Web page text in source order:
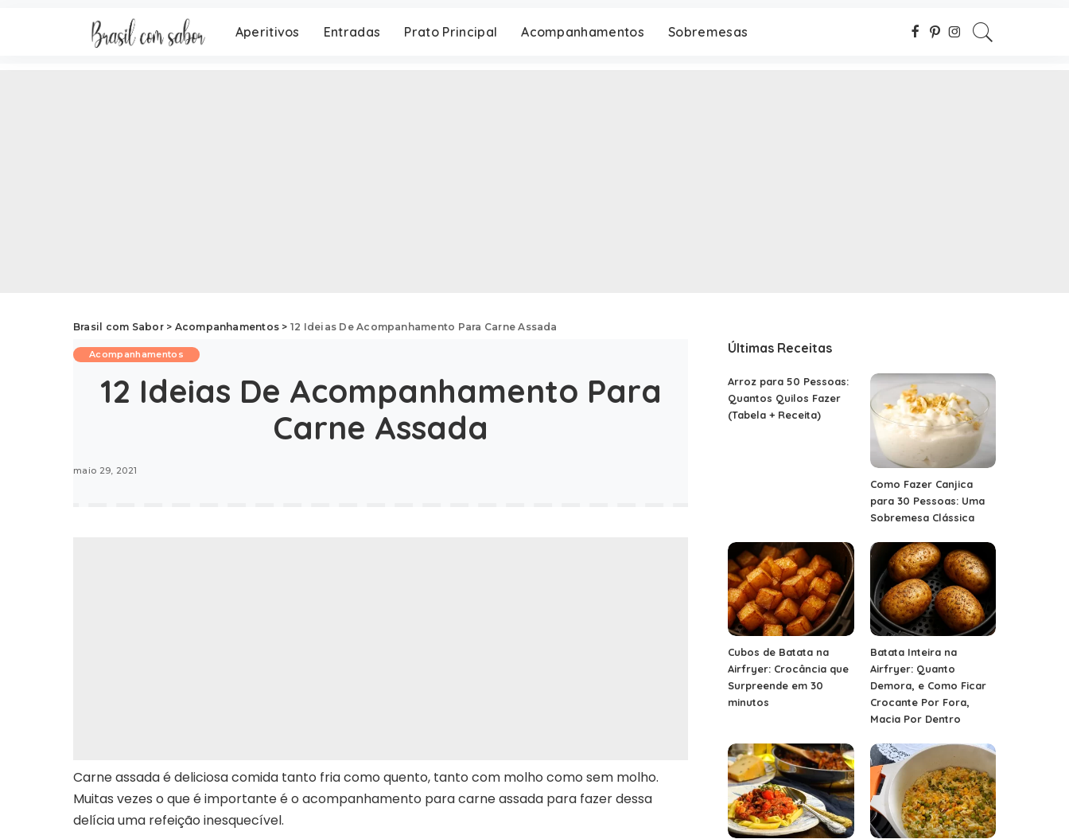
Aperitivos Entradas Prato Principal Acompanhamentos Sobremesas
Brasil com Sabor> Acompanhamentos > 12 Ideias De Acompanhamento Para Carne Assada
Acompanhamentos
12 Ideias De Acompanhamento Para
Carne Assada
maio 29, 2021
Carne assada é deliciosa comida tanto fria como quento, tanto com molho como sem molho.
Muitas vezes o que é importante é o acompanhamento para carne assada para fazer dessa
delícia uma refeição inesquecível.
Últimas Receitas
Arroz para 50 Pessoas:
Quantos Quilos Fazer
(Tabela + Receita)
Como Fazer Canjica
para 30 Pessoas: Uma
Sobremesa Clássica
Cubos de Batata na
Airfryer: Crocância que
Surpreende em 30
minutos
Batata Inteira na
Airfryer: Quanto
Demora, e Como Ficar
Crocante Por Fora,
Macia Por Dentro